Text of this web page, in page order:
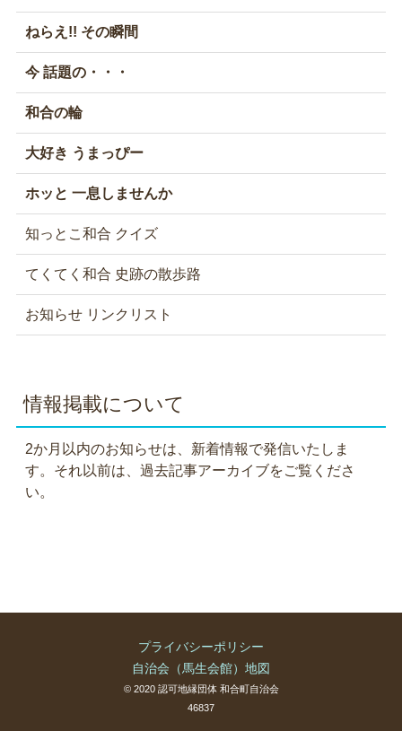
ねらえ!! その瞬間
今 話題の・・・
和合の輪
大好き うまっぴー
ホッと 一息しませんか
知っとこ和合 クイズ
てくてく和合 史跡の散歩路
お知らせ リンクリスト
情報掲載について
2か月以内のお知らせは、新着情報で発信いたしま
す。それ以前は、過去記事アーカイブをご覧くださ
い。
プライバシーポリシー
自治会（馬生会館）地図
© 2020 認可地縁団体 和合町自治会
46837